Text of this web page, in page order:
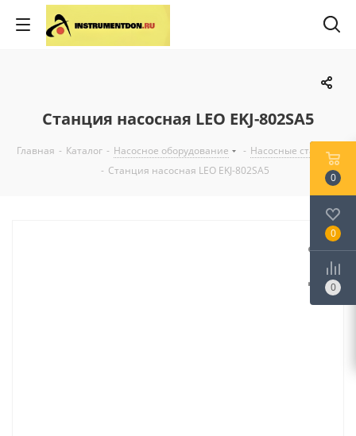
Станция насосная LEO EKJ-802SA5
Главная - Каталог - Насосное оборудование - Насосные станции
- Станция насосная LEO EKJ-802SA5
0
0
0